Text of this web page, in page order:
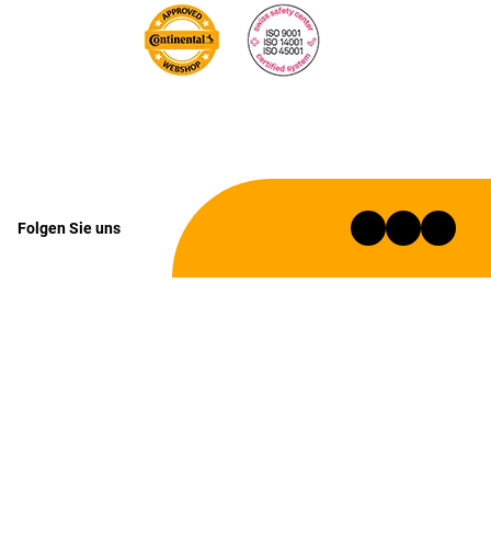
Folgen Sie uns